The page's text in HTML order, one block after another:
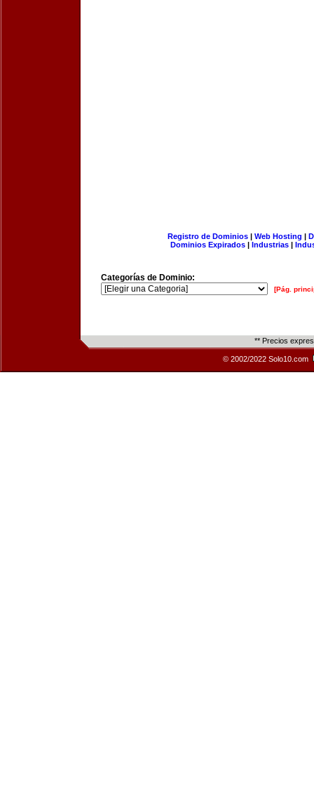
Registro de Dominios| Web Hosting |
Dominios Expirados | Industrias |
Categorías de Dominio:
[Pág.
** Precios
© 2002/2022 Solo10.com